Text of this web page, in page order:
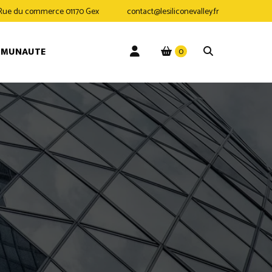
du commerce 01170 Gex contact@lesiliconevalley.fr
0